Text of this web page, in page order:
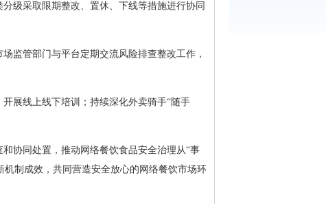
级采取限期整改、置休、下线等措施进行协同
监管部门与平台定期交流风险排查整改工作，
展线上线下培训；持续深化外卖骑手“随手
协同处置，推动网络餐饮食品安全治理从“事
机制成效，共同营造安全放心的网络餐饮市场环